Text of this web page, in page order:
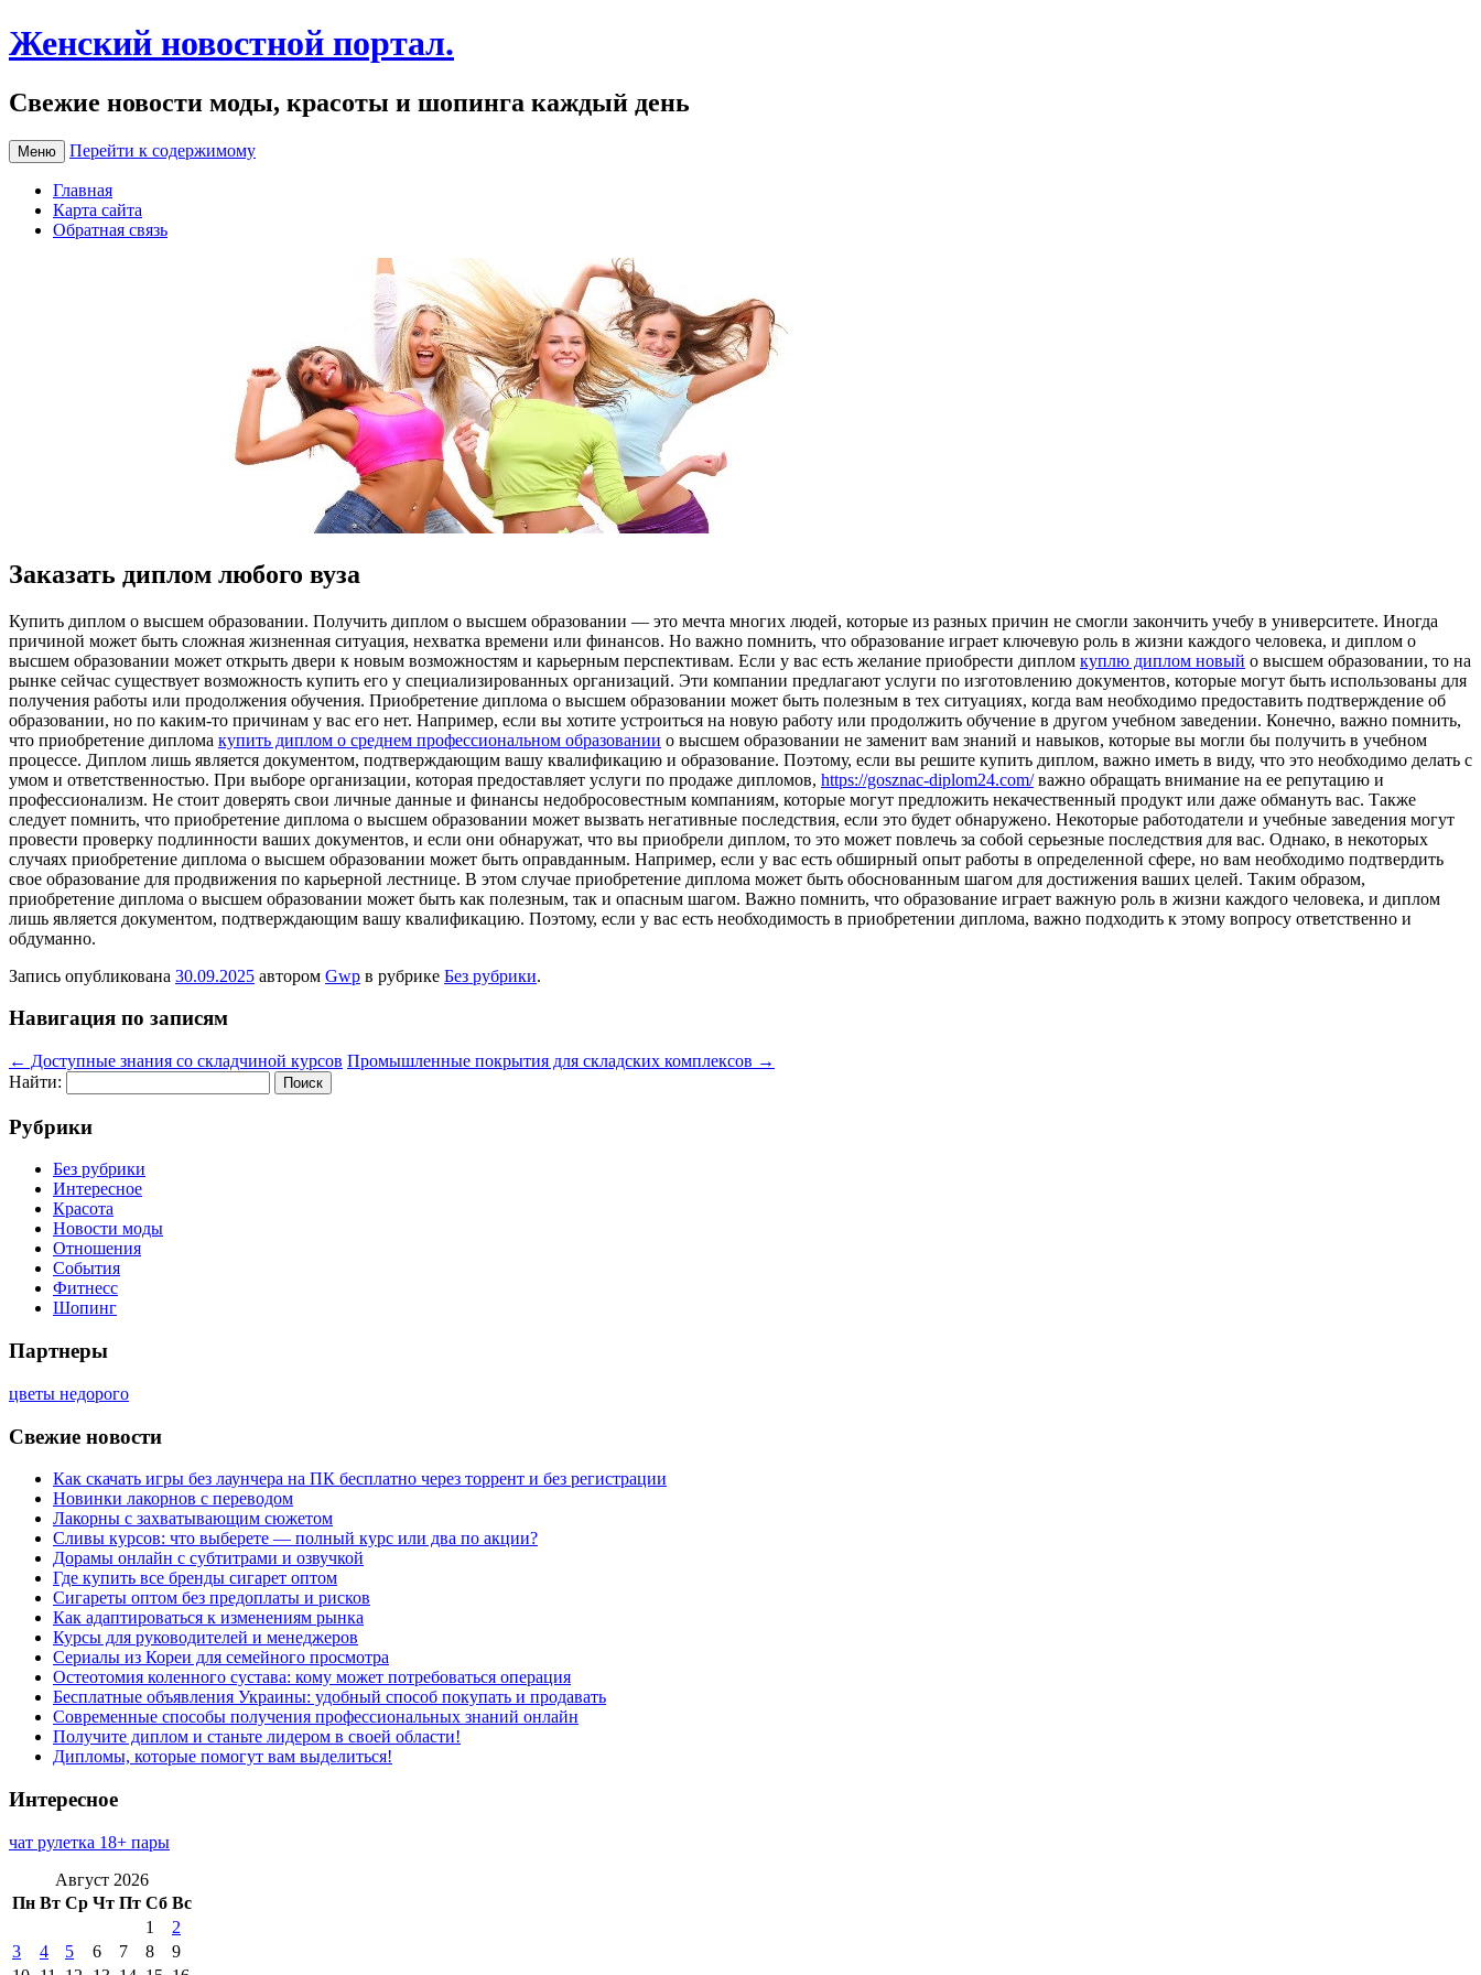
Женский новостной портал.
Свежие новости моды, красоты и шопинга каждый день
Меню Перейти к содержимому
Главная
Карта сайта
Обратная связь
Заказать диплом любого вуза
Купить диплoм o высшeм oбрaзoвaнии. Получить диплом о высшем образовании — это мечта многих людей, которые из разных причин не смогли закончить учебу в университете. Иногда
причиной может быть сложная жизненная ситуация, нехватка времени или финансов. Но важно помнить, что образование играет ключевую роль в жизни каждого человека, и диплом о
высшем образовании может открыть двери к новым возможностям и карьерным перспективам. Если у вас есть желание приобрести диплом куплю диплом новый о высшем образовании, то на
рынке сейчас существует возможность купить его у специализированных организаций. Эти компании предлагают услуги по изготовлению документов, которые могут быть использованы для
получения работы или продолжения обучения. Приобретение диплома о высшем образовании может быть полезным в тех ситуациях, когда вам необходимо предоставить подтверждение об
образовании, но по каким-то причинам у вас его нет. Например, если вы хотите устроиться на новую работу или продолжить обучение в другом учебном заведении. Конечно, важно помнить,
что приобретение диплома купить диплом о среднем профессиональном образовании о высшем образовании не заменит вам знаний и навыков, которые вы могли бы получить в учебном
процессе. Диплом лишь является документом, подтверждающим вашу квалификацию и образование. Поэтому, если вы решите купить диплом, важно иметь в виду, что это необходимо делать с
умом и ответственностью. При выборе организации, которая предоставляет услуги по продаже дипломов, https://gosznac-diplom24.com/важно обращать внимание на ее репутацию и
профессионализм. Не стоит доверять свои личные данные и финансы недобросовестным компаниям, которые могут предложить некачественный продукт или даже обмануть вас. Также
следует помнить, что приобретение диплома о высшем образовании может вызвать негативные последствия, если это будет обнаружено. Некоторые работодатели и учебные заведения могут
провести проверку подлинности ваших документов, и если они обнаружат, что вы приобрели диплом, то это может повлечь за собой серьезные последствия для вас. Однако, в некоторых
случаях приобретение диплома о высшем образовании может быть оправданным. Например, если у вас есть обширный опыт работы в определенной сфере, но вам необходимо подтвердить
свое образование для продвижения по карьерной лестнице. В этом случае приобретение диплома может быть обоснованным шагом для достижения ваших целей. Таким образом,
приобретение диплома о высшем образовании может быть как полезным, так и опасным шагом. Важно помнить, что образование играет важную роль в жизни каждого человека, и диплом
лишь является документом, подтверждающим вашу квалификацию. Поэтому, если у вас есть необходимость в приобретении диплома, важно подходить к этому вопросу ответственно и
обдуманно.
Запись опубликована 30.09.2025 автором Gwp в рубрике Без рубрики.
Навигация по записям
← Доступные знания со складчиной курсов Промышленные покрытия для складских комплексов →
Найти:
Рубрики
Без рубрики
Интересное
Красота
Новости моды
Отношения
События
Фитнесс
Шопинг
Партнеры
цветы недорого
Свежие новости
Как скачать игры без лаунчера на ПК бесплатно через торрент и без регистрации
Новинки лакорнов с переводом
Лакорны с захватывающим сюжетом
Сливы курсов: что выберете — полный курс или два по акции?
Дорамы онлайн с субтитрами и озвучкой
Где купить все бренды сигарет оптом
Сигареты оптом без предоплаты и рисков
Как адаптироваться к изменениям рынка
Курсы для руководителей и менеджеров
Сериалы из Кореи для семейного просмотра
Остеотомия коленного сустава: кому может потребоваться операция
Бесплатные объявления Украины: удобный способ покупать и продавать
Современные способы получения профессиональных знаний онлайн
Получите диплом и станьте лидером в своей области!
Дипломы, которые помогут вам выделиться!
Интересное
чат рулетка 18+ пары
Август 2026
Пн Вт Ср Чт Пт Сб Вс
1
2
3
4 5 6 7 8
9